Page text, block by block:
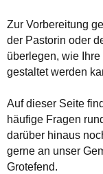
Zur Vorbereitung
der Pastorin oder
überlegen, wie
gestaltet werden
Auf dieser Seite
häufige Fragen
darüber hinaus
gerne an unser
Grotefend.